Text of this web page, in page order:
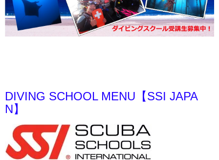
DIVING SCHOOL MENU【SSI JAPA
N】